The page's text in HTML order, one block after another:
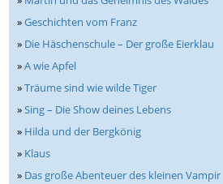
»Geschichten vom Franz
» Die Häschenschule – Der große Eierklau
»A wie Apfel
»Träume sind wie wilde Tiger
»Sing – Die Show deines Lebens
» Hilda und der Bergkönig
» Klaus
» Das große Abenteuer des kleinen Vampir